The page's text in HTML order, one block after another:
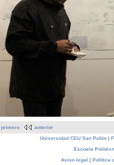
primero
anterior
Universidad CEU San Pablo|
Escuela
Aviso legal | Política